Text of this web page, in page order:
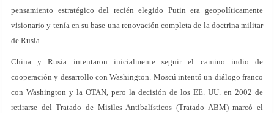
pensamiento estratégico del recién elegido Putin era geopolíticamente
visionario y tenía en su base una renovación completa de la doctrina militar
de Rusia.
China y Rusia intentaron inicialmente seguir el camino indio de
cooperación y desarrollo con Washington. Moscú intentó un diálogo franco
con Washington y la OTAN, pero la decisión de los EE. UU. en 2002 de
retirarse del Tratado de Misiles Antibalísticos (Tratado ABM) marcó el